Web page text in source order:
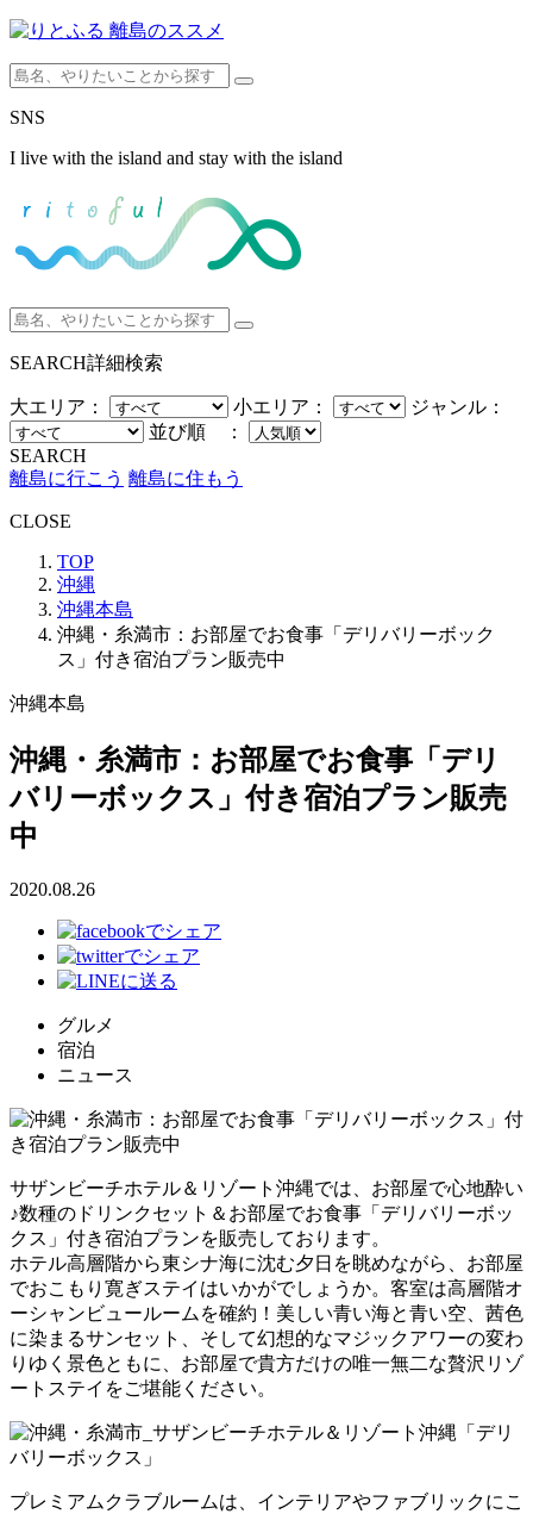
SNS
I live with the island and stay with the island
SEARCH詳細検索
大エリア： 小エリア：
ジャンル：
並び順 ：
SEARCH
離島に行こう 離島に住もう
CLOSE
TOP
沖縄
沖縄本島
沖縄・糸満市：お部屋でお食事「デリバリーボック
ス」付き宿泊プラン販売中
沖縄本島
沖縄・糸満市：お部屋でお食事「デリ
バリーボックス」付き宿泊プラン販売
中
2020.08.26
グルメ
宿泊
ニュース
サザンビーチホテル＆リゾート沖縄では、お部屋で心地酔い
♪数種のドリンクセット＆お部屋でお食事「デリバリーボッ
クス」付き宿泊プランを販売しております。
ホテル高層階から東シナ海に沈む夕日を眺めながら、お部屋
でおこもり寛ぎステイはいかがでしょうか。客室は高層階オ
ーシャンビュールームを確約！美しい青い海と青い空、茜色
に染まるサンセット、そして幻想的なマジックアワーの変わ
りゆく景色ともに、お部屋で貴方だけの唯一無二な贅沢リゾ
ートステイをご堪能ください。
プレミアムクラブルームは、インテリアやファブリックにこ